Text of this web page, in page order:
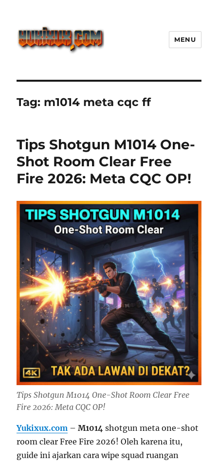
Paling Seru dengan Dunia Luas
MENU
Tag: m1014 meta cqc ff
Tips Shotgun M1014 One-
Shot Room Clear Free
Fire 2026: Meta CQC OP!
Tips Shotgun M1014 One-Shot Room Clear Free
Fire 2026: Meta CQC OP!
Yukixux.com –M1014 shotgun meta one-shot
room clear Free Fire 2026! Oleh karena itu,
guide ini ajarkan cara wipe squad ruangan